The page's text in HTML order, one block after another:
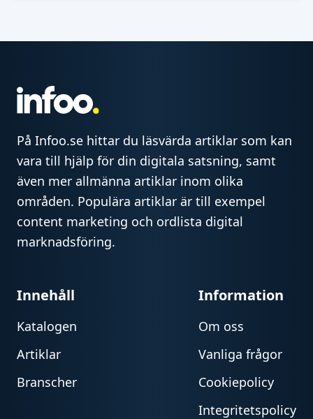
På Infoo.se hittar du läsvärda artiklar som kan
vara till hjälp för din digitala satsning, samt
även mer allmänna artiklar inom olika
områden. Populära artiklar är till exempel
content marketing och ordlista digital
marknadsföring.
Innehåll
Katalogen
Artiklar
Branscher
Information
Om oss
Vanliga frågor
Cookiepolicy
Integritetspolicy